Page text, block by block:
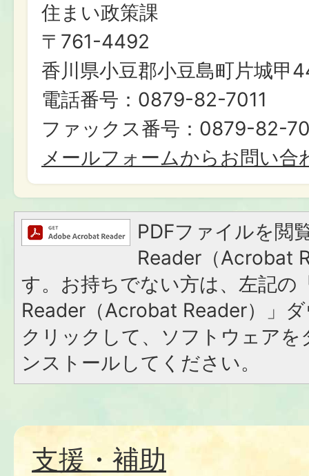
住まい政策課
〒761-4492
香川県小豆郡小豆島町片城甲
電話番号：0879-82-7011
ファックス番号：0879-82-
メールフォームからお問い合
PDFファイルを閲
Reader（Acrobat
す。お持ちでない方は、左記の
Reader（Acrobat Reader）」
クリックして、ソフトウェア
ンストールしてください。
支援・補助